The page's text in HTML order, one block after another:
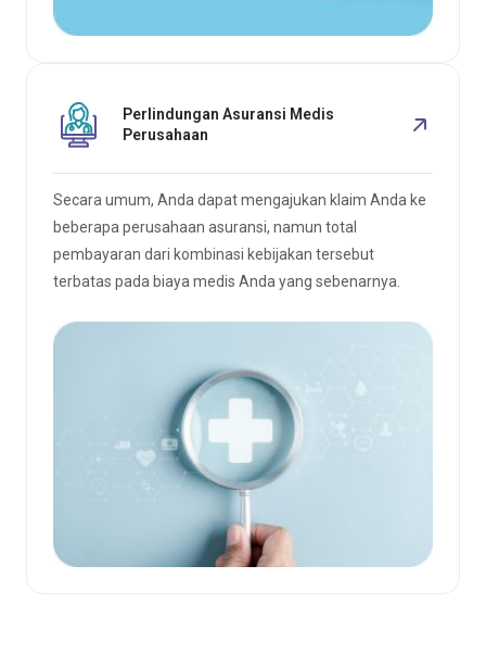
Perlindungan Asuransi Medis
Perusahaan
Secara umum, Anda dapat mengajukan klaim Anda ke
beberapa perusahaan asuransi, namun total
pembayaran dari kombinasi kebijakan tersebut
terbatas pada biaya medis Anda yang sebenarnya.